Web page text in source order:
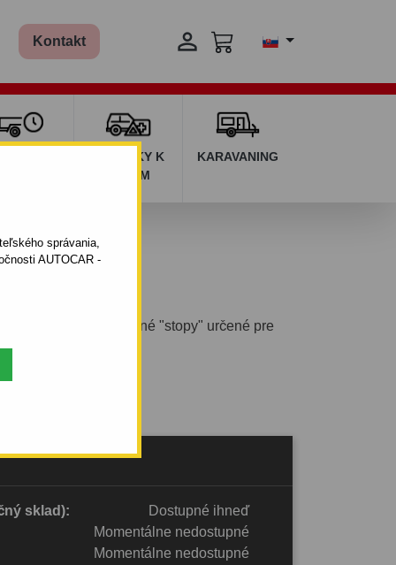
správania,
AUTOCAR -
Kontakt 
DOPLNKY K
AUTÁM
KARAVANING
doplňuje nosné oporné "stopy" určené pre
sklad):
Dostupné ihneď
Momentálne nedostupné
Momentálne nedostupné